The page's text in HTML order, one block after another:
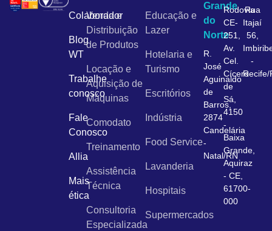
Colaborador
Blog
WT
Trabalhe
conosco
Fale
Conosco
Allia
Mais
ética
Venda e
Distribuição
de Produtos
Locação e
Aquisição de
Máquinas
Comodato
Treinamento
Assistência
Técnica
Consultoria
Especializada
Educação e
Lazer
Hotelaria e
Turismo
Escritórios
Indústria
Food Service
Lavanderia
Hospitais
Supermercados
Grande
do
Norte
R.
José
Aguinaldo
de
Barros,
2874
Candelária
-
Natal/RN
Rodovia
CE-
251,
Av.
Cel.
Cícero
de
Sá,
4150
-
Baixa
Grande,
Aquiraz
- CE,
61700-
000
Rua
Itajaí
56,
-
Recife/